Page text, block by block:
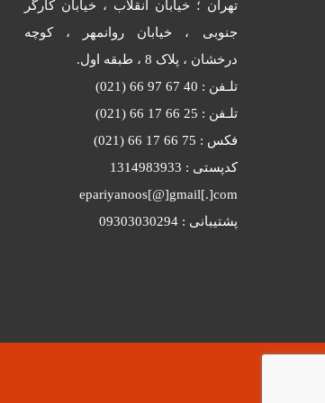
تهران ؛ خیابان انقلاب ، خیابان کارگر
جنوبی ، خیابان روانمهر ، کوچه
درخشان ، پلاک 8 ، طبقه اول.
تلـفن : 40 67 97 66 (021)
تلـفن : 25 66 17 66 (021)
فکس : 75 66 17 66 (021)
کدپستی : 1314983933
epariyanoos[@]gmail[.]com
پشتیبانی : 09303030294